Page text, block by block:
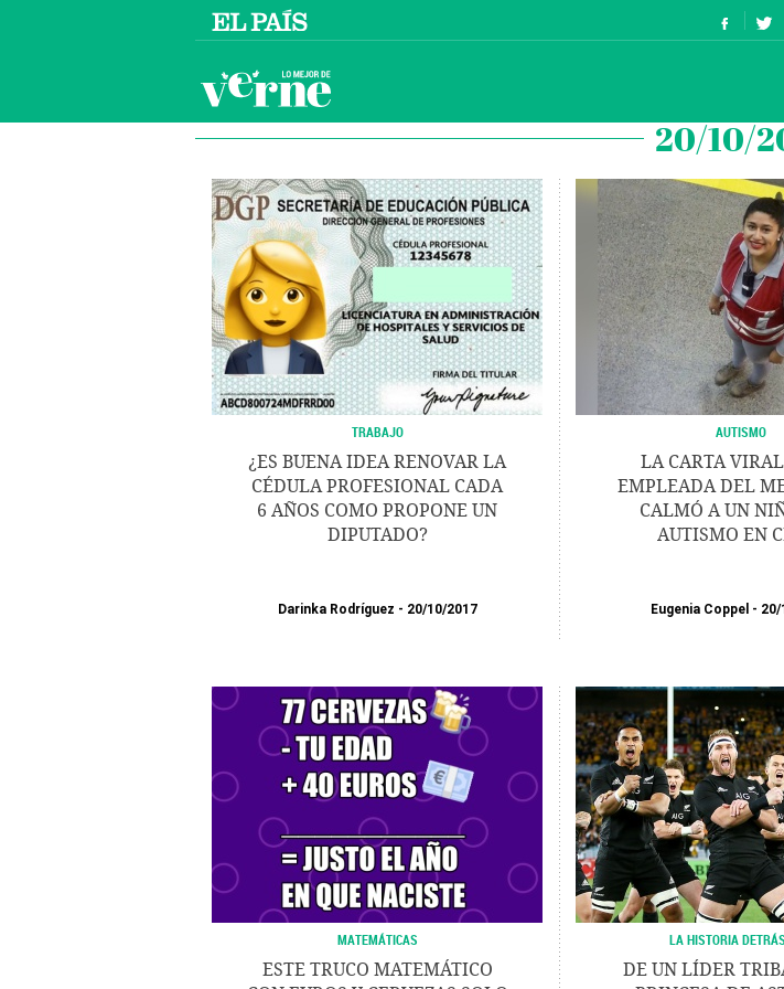
20/10/
TRABAJO
¿ES BUENA IDEA RENOVAR LA
CÉDULA PROFESIONAL CADA
6 AÑOS COMO PROPONE UN
DIPUTADO?
Darinka Rodríguez 20/10/2017
AUTISMO
LA CARTA
EMPLEADA DEL
CALMÓ A UN
AUTISMO EN
Eugenia Coppel 20/
MATEMÁTICAS
ESTE TRUCO MATEMÁTICO
LA HISTORIA DETRÁS
DE UN LÍDER